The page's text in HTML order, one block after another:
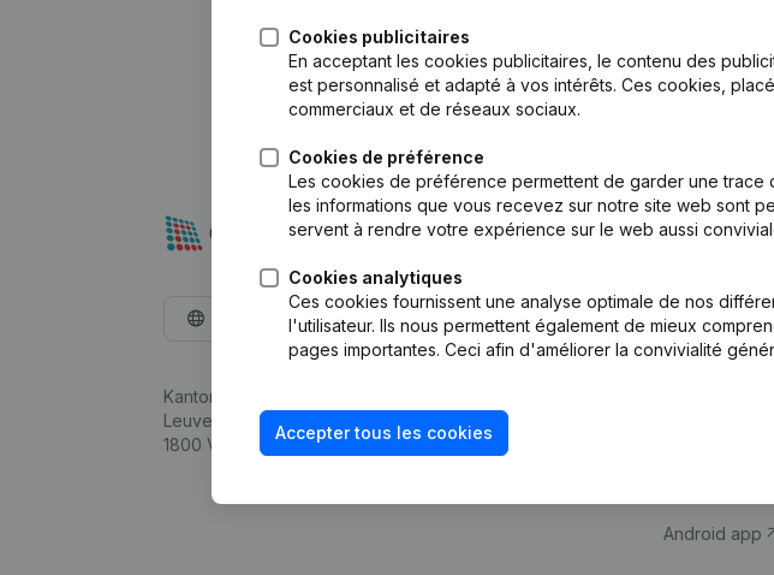
Cookies publicitaires
En acceptant les cookies publicitaires, le contenu des
est personnalisé et adapté à vos intérêts. Ces cookies,
commerciaux et de réseaux sociaux.
Cookies de préférence
Les cookies de préférence permettent de garder une trace
les informations que vous recevez sur notre site web sont
servent à rendre votre expérience sur le web aussi
Cookies analytiques
Ces cookies fournissent une analyse optimale de nos
l'utilisateur. Ils nous permettent également de mieux
pages importantes. Ceci afin d'améliorer la convivialité
Accepter tous les cookies
Français
Kantorenpark Everest
Leuvensesteenweg 248D,
1800 Vilvoorde
Produit
d’entreprise
Monitoring
Android app